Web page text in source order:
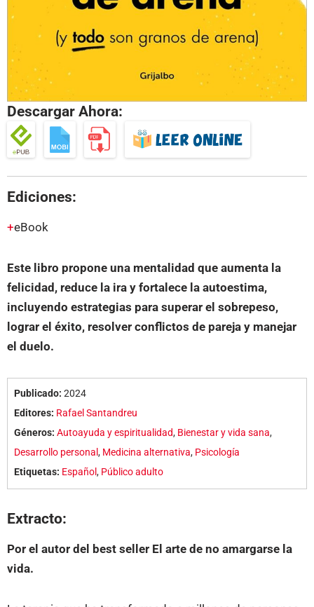
Descargar Ahora:
Ediciones:
eBook
Este libro propone una mentalidad que aumenta la
felicidad, reduce la ira y fortalece la autoestima,
incluyendo estrategias para superar el sobrepeso,
lograr el éxito, resolver conflictos de pareja y manejar
el duelo.
Publicado: 2024
Editores: Rafael Santandreu
Géneros: Autoayuda y espiritualidad, Bienestar y vida sana,
Desarrollo personal , Medicina alternativa, Psicología
Etiquetas: Español, Público adulto
Extracto:
Por el autor del best seller El arte de no amargarse la
vida.